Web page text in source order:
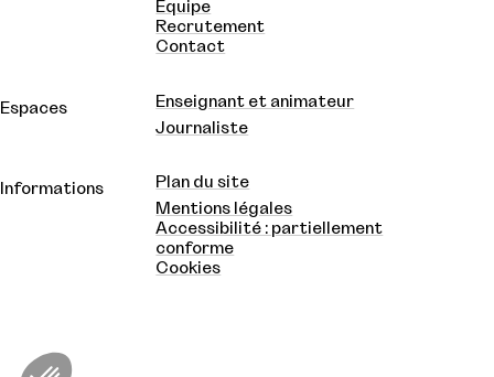
Équipe
Recrutement
Contact
Espaces
Enseignant et animateur
Journaliste
Informations
Plan du site
Mentions légales
Accessibilité : partiellement
conforme
Cookies